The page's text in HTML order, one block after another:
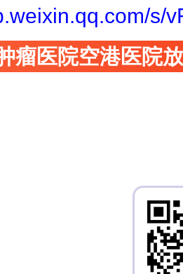
s/
瘤医院空港医院